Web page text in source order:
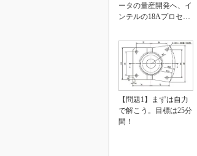
ータの量産開発へ、イ
ンテルの18Aプロセス
【問題1】まずは自力
で解こう。目標は25分
間！